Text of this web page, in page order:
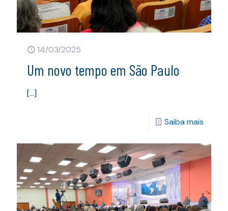
14/03/2025
Um novo tempo em São Paulo
[…]
Saiba mais